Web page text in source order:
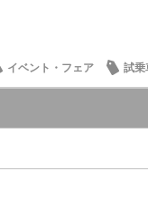
イベント・フェア
試乗
営業日・店休日